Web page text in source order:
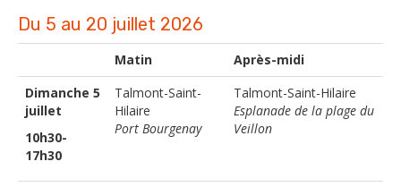
Du 5 au 20 juillet 2026
Matin
Après-midi
Dimanche 5
juillet
10h30-
17h30
Talmont-Saint-
Hilaire
Port Bourgenay
Talmont-Saint-Hilaire
Esplanade de la plage du
Veillon